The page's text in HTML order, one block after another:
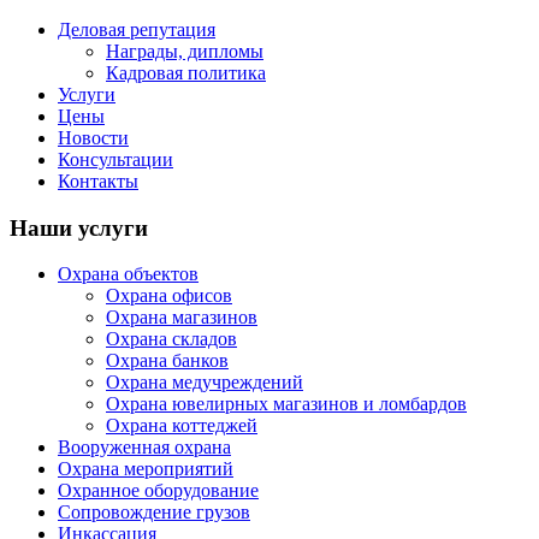
Деловая репутация
Награды, дипломы
Кадровая политика
Услуги
Цены
Новости
Консультации
Контакты
Наши услуги
Охрана объектов
Охрана офисов
Охрана магазинов
Охрана складов
Охрана банков
Охрана медучреждений
Охрана ювелирных магазинов и ломбардов
Охрана коттеджей
Вооруженная охрана
Охрана мероприятий
Охранное оборудование
Сопровождение грузов
Инкассация